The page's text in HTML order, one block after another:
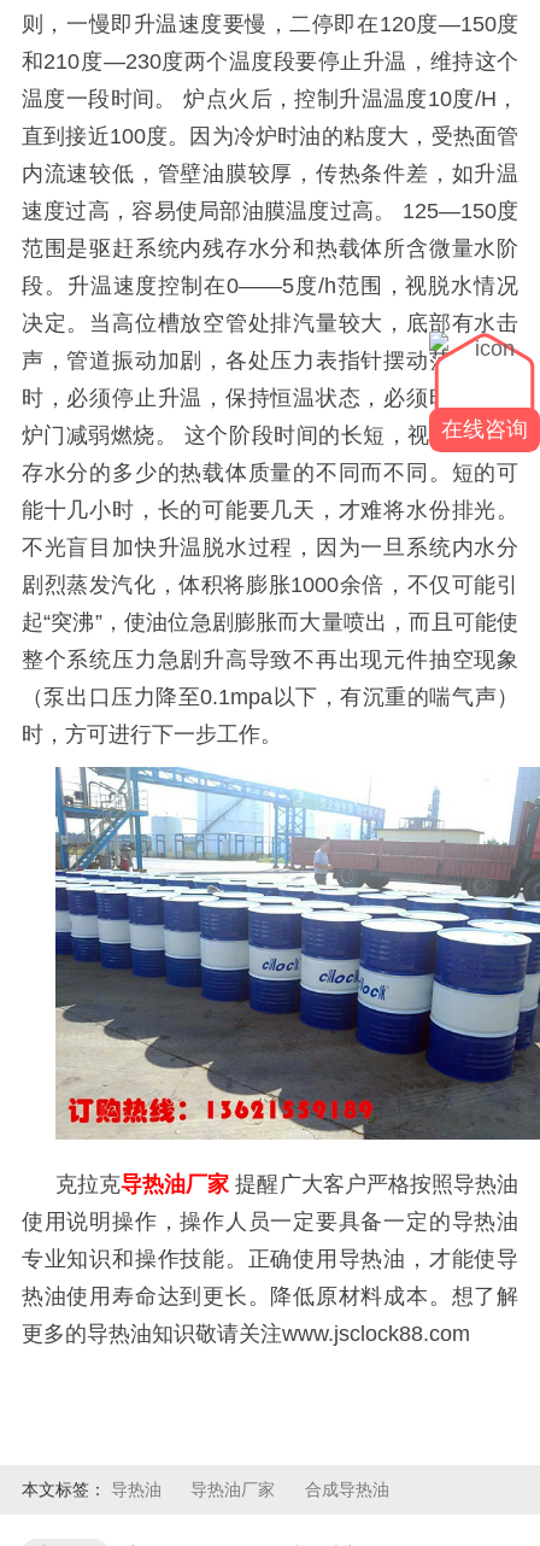
则，一慢即升温速度要慢，二停即在120度—150度
和210度—230度两个温度段要停止升温，维持这个
温度一段时间。 炉点火后，控制升温温度10度/H ，
直到接近100度。因为冷炉时油的粘度大，受热面管
内流速较低，管壁油膜较厚，传热条件差，如升温
速度过高，容易使局部油膜温度过高。 125—150度
范围是驱赶系统内残存水分和热载体所含微量水阶
段。升温速度控制在0——5度/h范围，视脱水情况
决定。当高位槽放空管处排汽量较大，底部有水击
声，管道振动加剧，各处压力表指针摆动范围较大
时，必须停止升温，保持恒温状态，必须时可打开
炉门减弱燃烧。 这个阶段时间的长短，视系统内残
存水分的多少的热载体质量的不同而不同。短的可
能十几小时，长的可能要几天，才难将水份排光。
不光盲目加快升温脱水过程，因为一旦系统内水分
剧烈蒸发汽化，体积将膨胀1000余倍，不仅可能引
起“突沸”，使油位急剧膨胀而大量喷出，而且可能使
整个系统压力急剧升高导致不再出现元件抽空现象
（泵出口压力降至0.1mpa 以下，有沉重的喘气声）
时，方可进行下一步工作。
克拉克导热油厂家 提醒广大客户严格按照导热油
使用说明操作，操作人员一定要具备一定的导热油
专业知识和操作技能。正确使用导热油，才能使导
热油使用寿命达到更长。降低原材料成本。想了解
更多的导热油知识敬请关注www.jsclock88.com
本文标签： 导热油 导热油厂家 合成导热油
在线咨询